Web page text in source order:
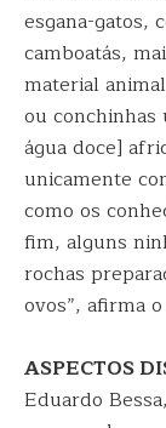
esgana-gatos,
camboatás,
material
ou conchinhas
água doce]
unicamente
como os
fim, alguns
rochas
ovos”, afirma
ASPECTOS
Eduardo